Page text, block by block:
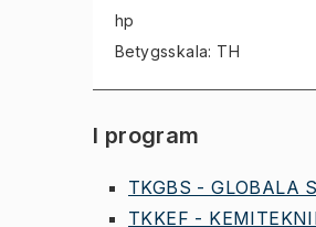
hp
Betygsskala: TH
I program
TKGBS - GLOBALA
TKKEF -